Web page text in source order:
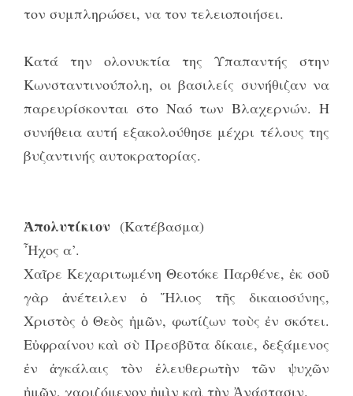
τον συμπληρώσει, να τον τελειοποιήσει.
Κατά την ολονυκτία της Υπαπαντής στην
Κωνσταντινούπολη, οι βασιλείς συνήθιζαν να
παρευρίσκονται στο Ναό των Βλαχερνών. Η
συνήθεια αυτή εξακολούθησε μέχρι τέλους της
βυζαντινής αυτοκρατορίας.
Ἀπολυτίκιον (Κατέβασμα)
Ἦχος α’.
Χαῖρε Κεχαριτωμένη Θεοτόκε Παρθένε, ἐκ σοῦ
γὰρ ἀνέτειλεν ὁ Ἥλιος τῆς δικαιοσύνης,
Χριστὸς ὁ Θεὸς ἠμῶν, φωτίζων τοὺς ἐν σκότει.
Εὐφραίνου καὶ σὺ Πρεσβῦτα δίκαιε, δεξάμενος
ἐν ἀγκάλαις τὸν ἐλευθερωτὴν τῶν ψυχῶν
ἠμῶν, χαριζόμενον ἠμὶν καὶ τὴν Ἀνάστασιν.